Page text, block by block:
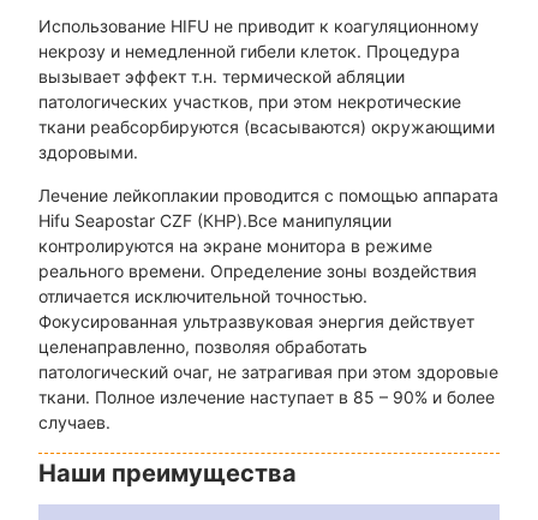
Использование HIFU не приводит к коагуляционному
некрозу и немедленной гибели клеток. Процедура
вызывает эффект т.н. термической абляции
патологических участков, при этом некротические
ткани реабсорбируются (всасываются) окружающими
здоровыми.
Лечение лейкоплакии проводится с помощью аппарата
Hifu Seapostar CZF (КНР).Все манипуляции
контролируются на экране монитора в режиме
реального времени. Определение зоны воздействия
отличается исключительной точностью.
Фокусированная ультразвуковая энергия действует
целенаправленно, позволяя обработать
патологический очаг, не затрагивая при этом здоровые
ткани. Полное излечение наступает в 85 – 90% и более
случаев.
Наши преимущества